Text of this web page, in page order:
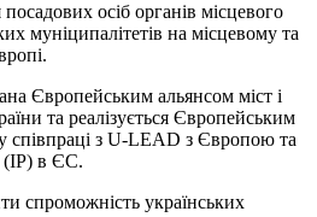
осіб органів місцевого
муніципалітетів на місцевому та
Європейським альянсом міст і
та реалізується Європейським
співпраці з U-LEAD з Європою та
(IP) в ЄС.
спроможність українських